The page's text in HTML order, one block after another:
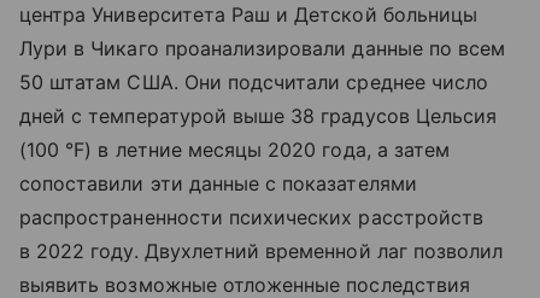
центра Университета Раш и Детской больницы
Лури в Чикаго проанализировали данные по всем
50 штатам США. Они подсчитали среднее число
дней с температурой выше 38 градусов Цельсия
(100 °F) в летние месяцы 2020 года, а затем
сопоставили эти данные с показателями
распространенности психических расстройств
в 2022 году. Двухлетний временной лаг позволил
выявить возможные отложенные последствия